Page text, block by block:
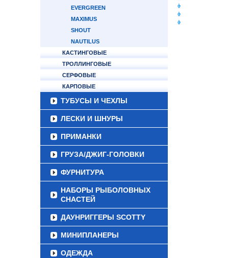
EVERGREEN
MAXIMUS
SHOUT
NAUTILUS
КАСТИНГОВЫЕ
ТРОЛЛИНГОВЫЕ
СЕРФОВЫЕ
КАРПОВЫЕ
ТУБУСЫ И ЧЕХЛЫ
ЛЕСКИ И ШНУРЫ
ПРИМАНКИ
ГРУЗА/ДЖИГ-ГОЛОВКИ
ФУРНИТУРА
НАБОРЫ РЫБОЛОВНЫХ
СНАСТЕЙ
ДАУНРИГГЕРЫ SCOTTY
МИНИПЛАНЕРЫ
ОДЕЖДА